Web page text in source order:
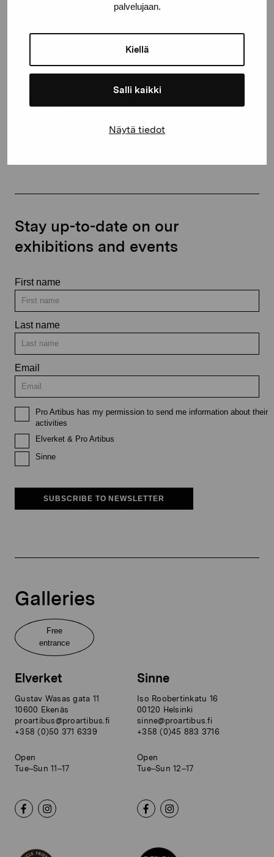
palvelujaan.
Kiellä
Salli kaikki
Näytä tiedot
+358 (0)50 371 6339
Stay up-to-date on our
exhibitions and events
First name
Last name
Email
Pro Artibus has my permission to send me information about their
activities
Elverket & Pro Artibus
Sinne
SUBSCRIBE TO NEWSLETTER
Galleries
Free
entrance
Elverket
Gustav Wasas gata 11
10600 Ekenäs
proartibus@proartibus.fi
+358 (0)50 371 6339
Open
Tue–Sun 11–17
Sinne
Iso Roobertinkatu 16
00120 Helsinki
sinne@proartibus.fi
+358 (0)45 883 3716
Open
Tue–Sun 12–17